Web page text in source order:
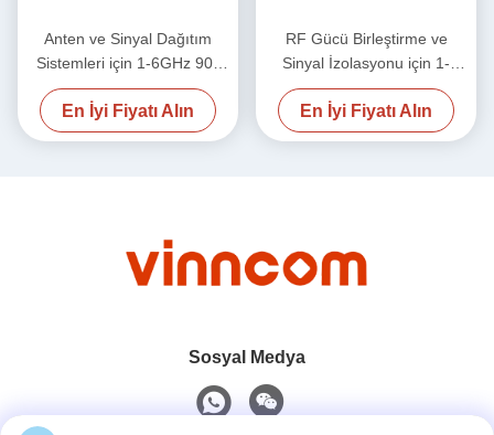
Anten ve Sinyal Dağıtım
Sistemleri için 1-6GHz 90°
Hibrit Bağlayıcı
En İyi Fiyatı Alın
RF Gücü Birleştirme ve
Sinyal İzolasyonu için 1-
6GHz 90° Hibrit Çiftleyici
En İyi Fiyatı Alın
Sosyal Medya